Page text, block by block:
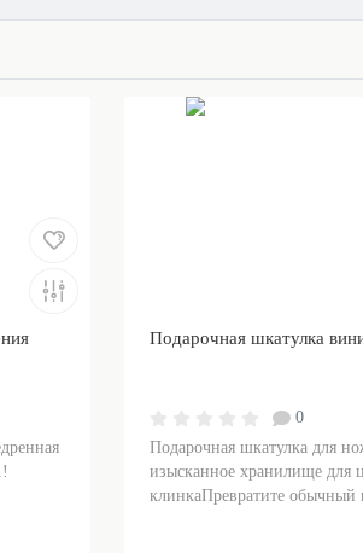
Подарочная шкатулка
0
Подарочная шкатулка для
изысканное хранилище для
клинкаПревратите обычный